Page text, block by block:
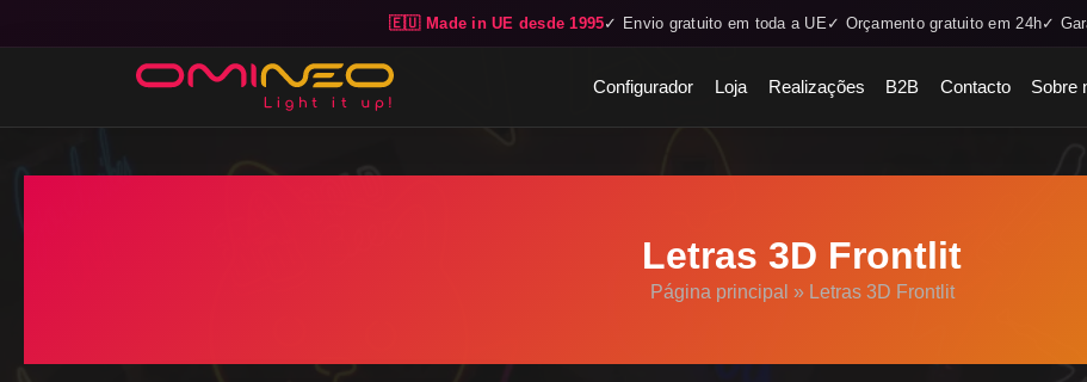
🇪🇺 Made in UE desde 1995✓ Envio gratuito em toda a UE ✓ Orçamento gratuito em 24h✓
Skip to main content
Configurador Loja Realizações B2B Contacto Sobre
Letras 3D Frontlit
Página principal » Letras 3D Frontlit